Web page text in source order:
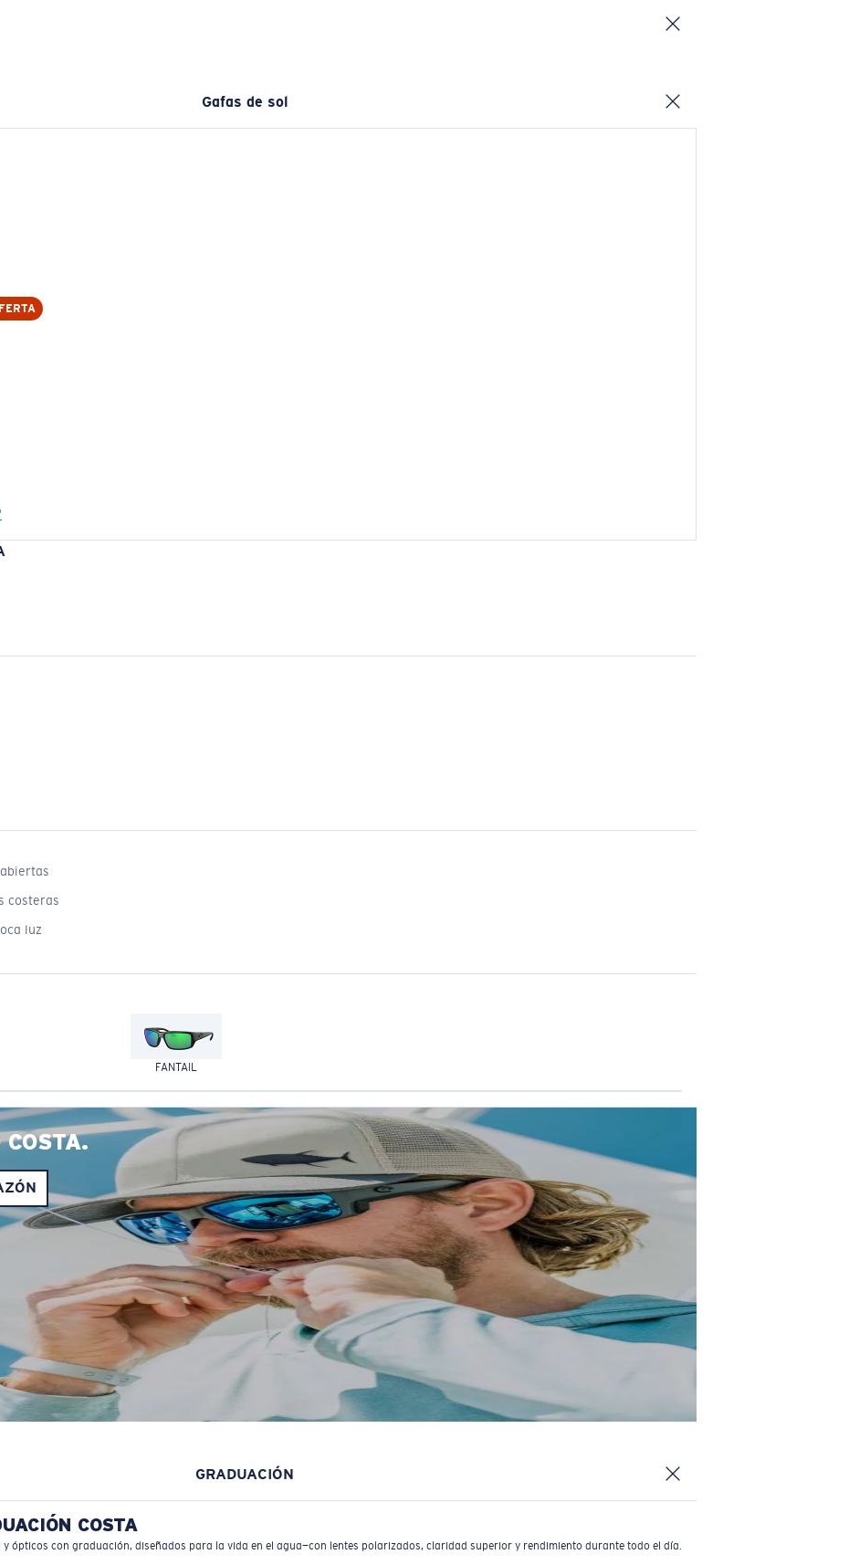
Gafas de sol
costeras
luz
FANTAIL
GRADUACIÓN
COSTA
y ópticos con graduación, diseñados para la vida en el agua—con lentes polarizados, claridad superior y rendimiento durante todo el día.